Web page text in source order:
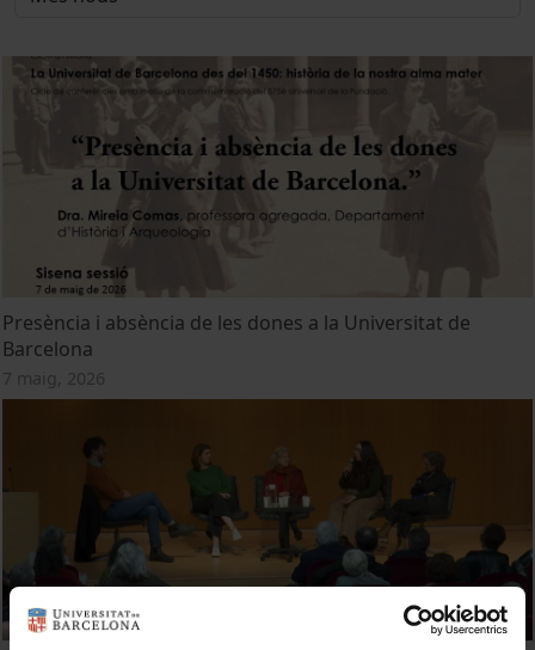
Presència i absència de les dones a la Universitat de
Barcelona
7 maig, 2026